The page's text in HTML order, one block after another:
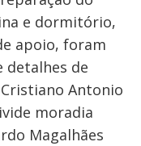
e dormitório,
apoio, foram
detalhes de
Antonio
moradia
Magalhães